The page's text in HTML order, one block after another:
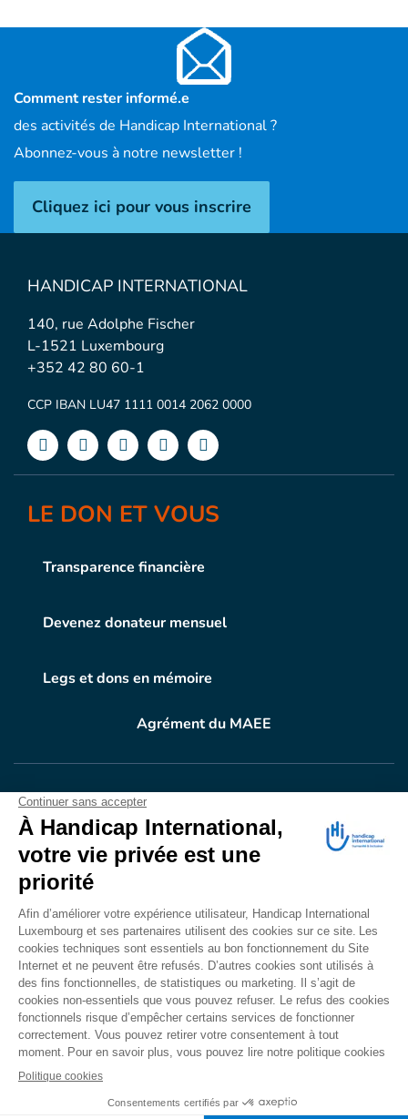
Comment rester informé.e
des activités de Handicap International ?
Abonnez-vous à notre newsletter !
Cliquez ici pour vous inscrire
HANDICAP INTERNATIONAL
140, rue Adolphe Fischer
L-1521 Luxembourg
+352 42 80 60-1
CCP IBAN LU47 1111 0014 2062 0000
LE DON ET VOUS
Transparence financière
Devenez donateur mensuel
Legs et dons en mémoire
Agrément du MAEE
VOTRE DONEN ACTION
Grâce à vous, en 2024, 604.716 personnes ont
bénéficié d’appareillage et d’activités de réadaptation.
Merci pour votre générosité.
Lire notre rapport annuel
CONTACT
Accessibilité
Mentions légales
Politique de cookies